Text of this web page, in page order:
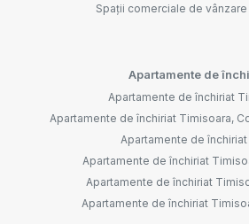
Spații comerciale de
Apartamente de
Apartamente de închiriat
Apartamente de închiriat Timisoara,
Apartamente de închiriat
Apartamente de închiriat
Apartamente de închiriat
Apartamente de închiriat